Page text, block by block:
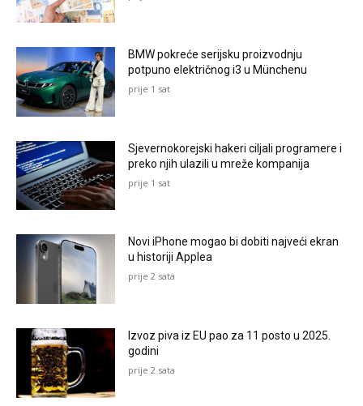
BMW pokreće serijsku proizvodnju
potpuno električnog i3 u Münchenu
prije 1 sat
Sjevernokorejski hakeri ciljali programere i
preko njih ulazili u mreže kompanija
prije 1 sat
Novi iPhone mogao bi dobiti najveći ekran
u historiji Applea
prije 2 sata
Izvoz piva iz EU pao za 11 posto u 2025.
godini
prije 2 sata